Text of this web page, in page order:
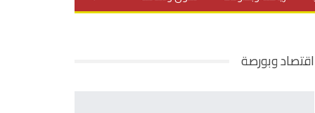
اقتصاد وبورصة